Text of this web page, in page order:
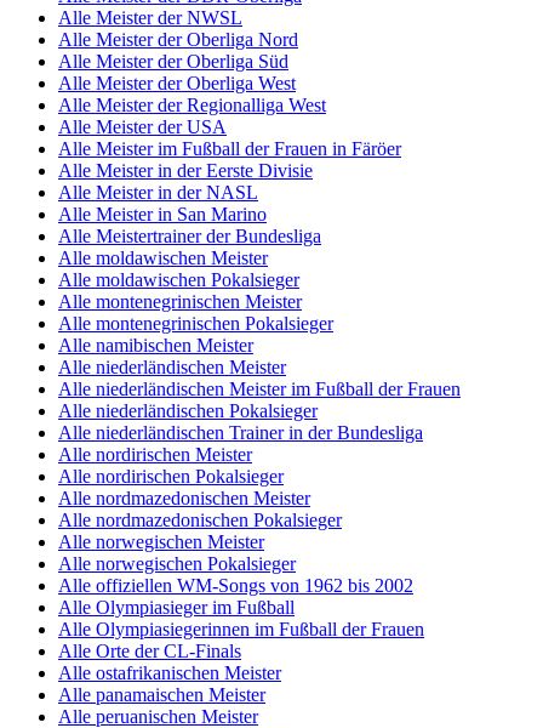
Alle Meister der NWSL
Alle Meister der Oberliga Nord
Alle Meister der Oberliga Süd
Alle Meister der Oberliga West
Alle Meister der Regionalliga West
Alle Meister der USA
Alle Meister im Fußball der Frauen in Färöer
Alle Meister in der Eerste Divisie
Alle Meister in der NASL
Alle Meister in San Marino
Alle Meistertrainer der Bundesliga
Alle moldawischen Meister
Alle moldawischen Pokalsieger
Alle montenegrinischen Meister
Alle montenegrinischen Pokalsieger
Alle namibischen Meister
Alle niederländischen Meister
Alle niederländischen Meister im Fußball der Frauen
Alle niederländischen Pokalsieger
Alle niederländischen Trainer in der Bundesliga
Alle nordirischen Meister
Alle nordirischen Pokalsieger
Alle nordmazedonischen Meister
Alle nordmazedonischen Pokalsieger
Alle norwegischen Meister
Alle norwegischen Pokalsieger
Alle offiziellen WM-Songs von 1962 bis 2002
Alle Olympiasieger im Fußball
Alle Olympiasiegerinnen im Fußball der Frauen
Alle Orte der CL-Finals
Alle ostafrikanischen Meister
Alle panamaischen Meister
Alle peruanischen Meister